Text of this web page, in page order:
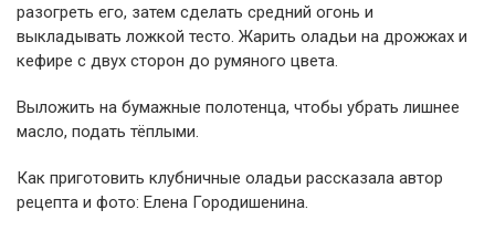
разогреть его, затем сделать средний огонь и
выкладывать ложкой тесто. Жарить оладьи на дрожжах и
кефире с двух сторон до румяного цвета.
Выложить на бумажные полотенца, чтобы убрать лишнее
масло, подать тёплыми.
Как приготовить клубничные оладьи рассказала автор
рецепта и фото: Елена Городишенина.